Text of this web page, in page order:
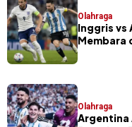
Olahraga
Inggris vs
Membara
Olahraga
Argentina